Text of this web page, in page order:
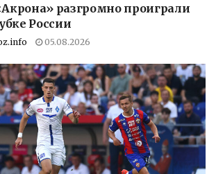
разгромно проиграли
России
05.08.2026